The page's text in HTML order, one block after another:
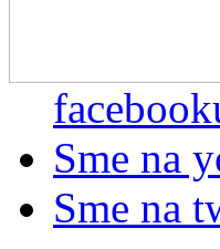
Sme na
Sme na